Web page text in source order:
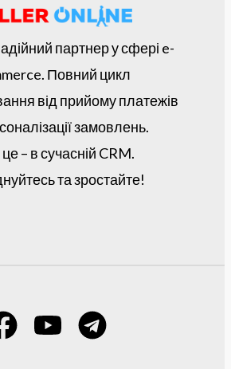
партнер у сфері e-
Повний цикл
від прийому платежів
замовлень.
це – в сучасній CRM.
та зростайте!